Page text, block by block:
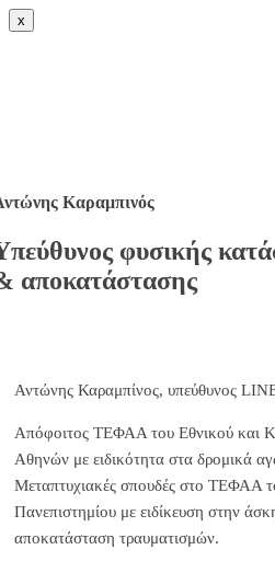
x
Καραμπινός
φυσικής
αποκατάστασης
Αντώνης Καραμπίνος, υπεύθυνος
Απόφοιτος ΤΕΦΑΑ του Εθνικού και
Αθηνών με ειδικότητα στα δρομικά
Μεταπτυχιακές σπουδές στο ΤΕΦΑΑ
Πανεπιστημίου με ειδίκευση στην
αποκατάσταση τραυματισμών.